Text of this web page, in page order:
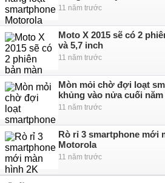
11 năm trước
Moto X 2015 sẽ có 2
và 5,7 inch
11 năm trước
Mòn mỏi chờ đợi loạt
khủng vào nửa cuối năm
11 năm trước
Rò rỉ 3 smartphone mới
Motorola
11 năm trước